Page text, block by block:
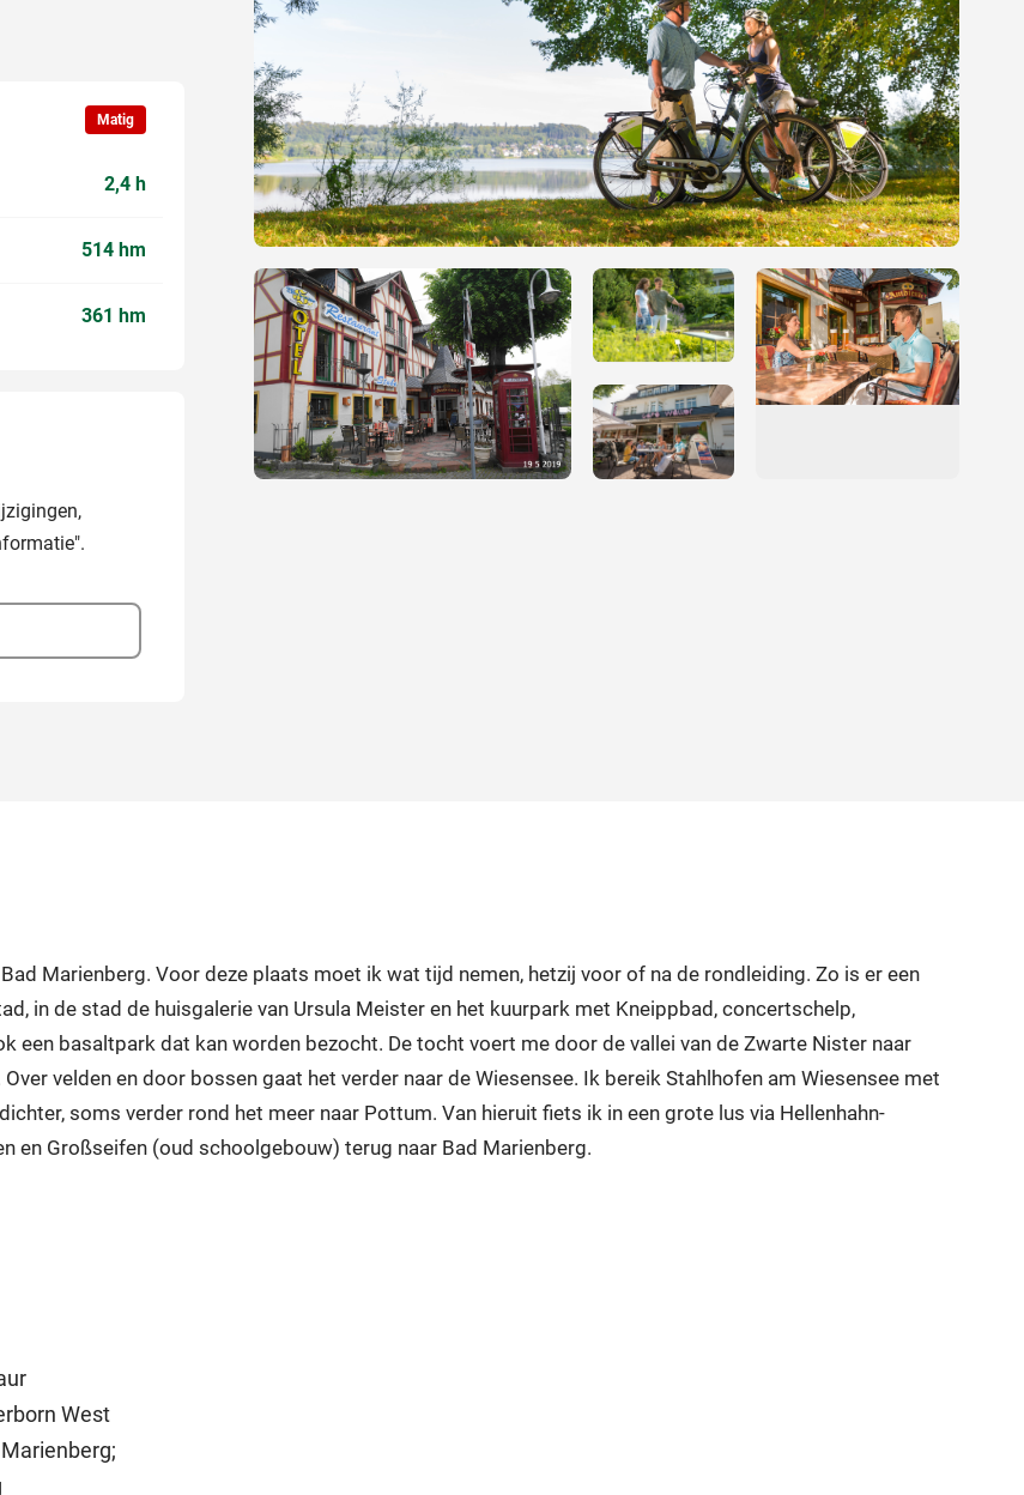
Matig
2,4 h
514 hm
361 hm
Marienberg. Voor deze plaats moet ik wat tijd nemen, hetzij voor of na de rondleiding. Zo is er een
in de stad de huisgalerie van Ursula Meister en het kuurpark met Kneippbad, concertschelp,
een basaltpark dat kan worden bezocht. De tocht voert me door de vallei van de Zwarte Nister naar
velden en door bossen gaat het verder naar de Wiesensee. Ik bereik Stahlhofen am Wiesensee met
soms verder rond het meer naar Pottum. Van hieruit fiets ik in een grote lus via Hellenhahn-
en Großseifen (oud schoolgebouw) terug naar Bad Marienberg.
West